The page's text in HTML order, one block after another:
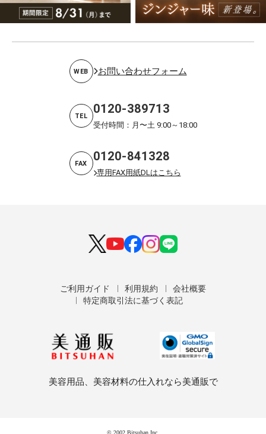
WEB お問い合わせフォーム
TEL 0120-389713
受付時間：月〜土 9:00～18:00
FAX 0120-841328
専用FAX用紙DLはこちら
ご利用ガイド 利用規約
会社概要
特定商取引法に基づく表記
美容用品、美容材料の仕入れなら美通販で
© 2002 Bitsuhan Inc.